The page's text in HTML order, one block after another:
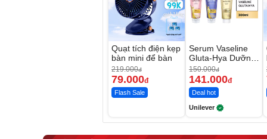
Quạt tích điện kẹp
bàn mini để bàn
219.000đ
79.000đ
Flash Sale
Serum Vaseline
Gluta-Hya Dưỡng
Da Sáng Mịn Sau
7 Ngày
150.000đ
141.000đ
Deal hot
Unilever